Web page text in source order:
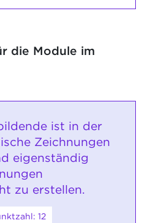
die Module im
ist in der
Zeichnungen
eigenständig
zu erstellen.
12